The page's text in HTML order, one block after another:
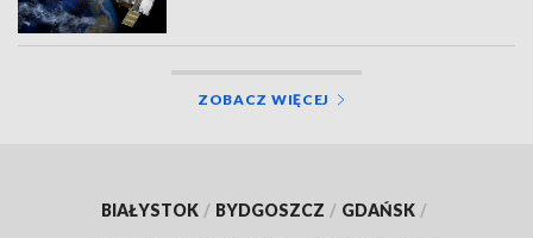
ZOBACZ WIĘCEJ
BIAŁYSTOK / BYDGOSZCZ / GDAŃSK /